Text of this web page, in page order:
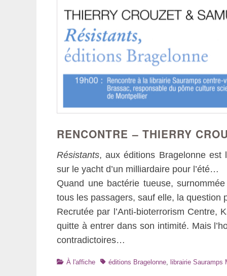
RENCONTRE – THIERRY
Résistants, aux éditions Bragelonne est
sur le yacht d’un milliardaire pour l’été…
Quand une bactérie tueuse,
tous les passagers, sauf elle, la question
Recrutée par l’Anti-bioterrorism Centre,
quitte à entrer dans son intimité. Mais
contradictoires…
Catégories
À l'affiche Tagséditions Bragelonne, librairie Sauramps